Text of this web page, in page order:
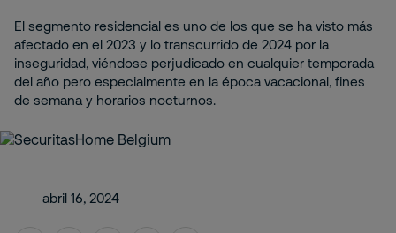
El segmento residencial es uno de los que se ha visto más
afectado en el 2023 y lo transcurrido de 2024 por la
inseguridad, viéndose perjudicado en cualquier temporada
del año pero especialmente en la época vacacional, fines
de semana y horarios nocturnos.
abril 16, 2024